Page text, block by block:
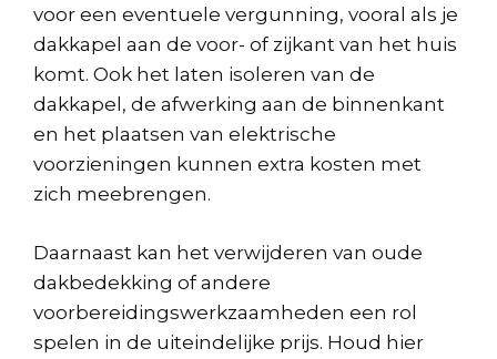
voor een eventuele vergunning, vooral als je
dakkapel aan de voor- of zijkant van het huis
komt. Ook het laten isoleren van de
dakkapel, de afwerking aan de binnenkant
en het plaatsen van elektrische
voorzieningen kunnen extra kosten met
zich meebrengen.
Daarnaast kan het verwijderen van oude
dakbedekking of andere
voorbereidingswerkzaamheden een rol
spelen in de uiteindelijke prijs. Houd hier